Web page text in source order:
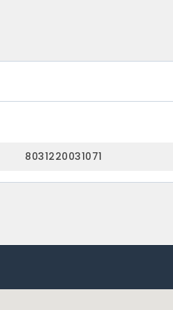
8031220031071